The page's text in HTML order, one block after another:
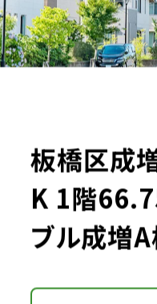
板橋区成
K 1階
ブル成増